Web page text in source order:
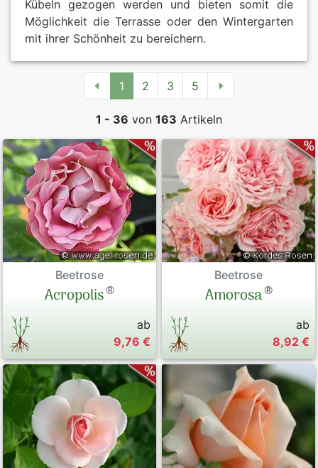
Kübeln gezogen werden und bieten somit die
Möglichkeit die Terrasse oder den Wintergarten
mit ihrer Schönheit zu bereichern.
1 2 3 5
1 - 36 von 163 Artikeln
Beetrose
Acropolis®
ab
9,76 €
Beetrose
Amorosa®
ab
8,92 €